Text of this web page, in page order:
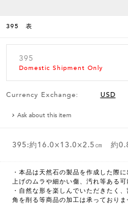
395 表
395
Domestic Shipment Only
Currency Exchange: USD
Ask about this item
395:約16.0×13.0×2.5㎝ 約
・本品は天然石の製品を作成した際
上げのムラや細かい傷、汚れ等ある
・自然な形を楽しんでいただきたく
角を削る等商品の加工は承っておりま